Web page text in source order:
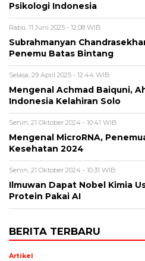
Psikologi Indonesia
Rabu, 11 Juni 2025 - 12:08 WIB
Subrahmanyan
Penemu Batas Bintang
Selasa, 29 April 2025 - 12:44 WIB
Mengenal Achmad Baiquni,
Indonesia Kelahiran Solo
Senin, 21 Oktober 2024 - 10:41 WIB
Mengenal MicroRNA,
Kesehatan 2024
Senin, 21 Oktober 2024 - 10:31 WIB
Ilmuwan Dapat Nobel Kimia
Protein Pakai AI
BERITA TERBARU
Artikel